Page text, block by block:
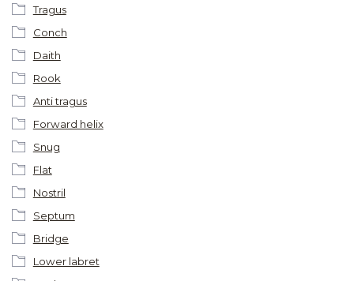
Tragus
Conch
Daith
Rook
Anti tragus
Forward helix
Snug
Flat
Nostril
Septum
Bridge
Lower labret